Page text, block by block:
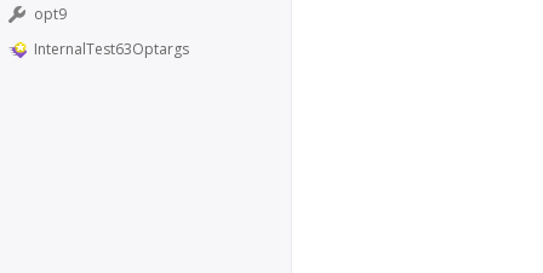
opt9
InternalTest63Optargs